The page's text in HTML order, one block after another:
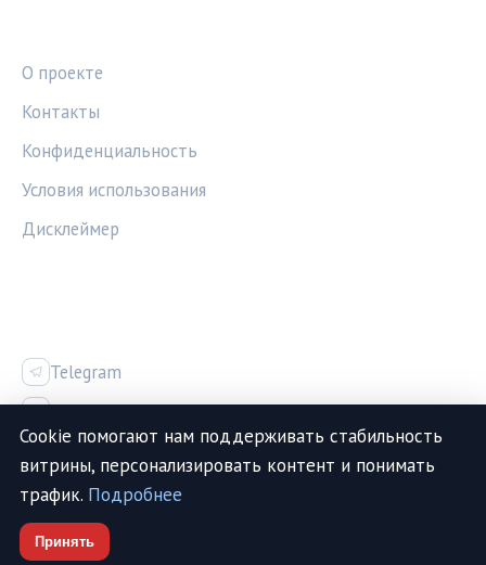
О проекте
Контакты
Конфиденциальность
Условия использования
Дисклеймер
Telegram
Vk
© 2026 МедТехИнфо. Все права защищены.
Cookie помогают нам поддерживать стабильность
витрины, персонализировать контент и понимать
трафик. Подробнее
Принять